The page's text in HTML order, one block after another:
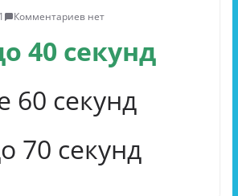
Комментариев нет
40 секунд
60 секунд
70 секунд